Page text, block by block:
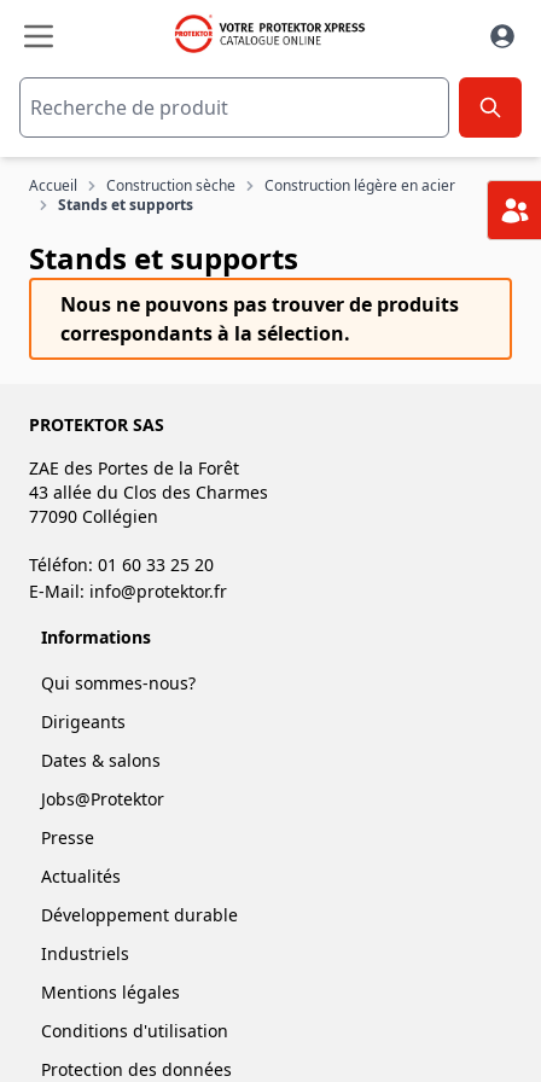
Accueil Construction sèche
Construction légère en acier
Stands et supports
Stands et supports
Nous ne pouvons pas trouver de produits
correspondants à la sélection.
PROTEKTOR SAS
ZAE des Portes de la Forêt
43 allée du Clos des Charmes
77090 Collégien
Téléfon: 01 60 33 25 20
E-Mail: info@protektor.fr
Informations
Qui sommes-nous?
Dirigeants
Dates & salons
Jobs@Protektor
Presse
Actualités
Développement durable
Industriels
Mentions légales
Conditions d'utilisation
Protection des données